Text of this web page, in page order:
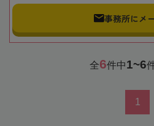
事務所にメ
全6件中1~6
1